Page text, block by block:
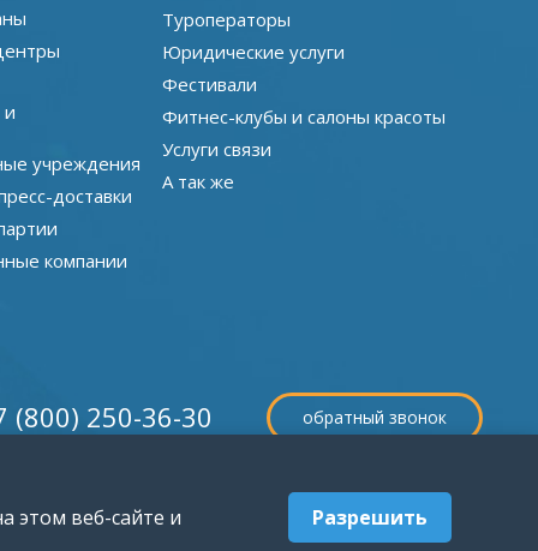
учреждения
доставки
компании
Туроператоры
Юридические услуги
Фестивали
Фитнес-клубы и салоны красоты
Услуги связи
А так же
обратный звонок
(800) 250-36-30
этом веб-сайте и Разрешить